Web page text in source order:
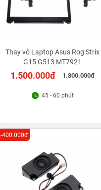
Thay vỏ Laptop Asus Rog Strix
G15 G513 MT7921
1.500.000đ 1.800.000đ
45 - 60 phút
-400.000đ